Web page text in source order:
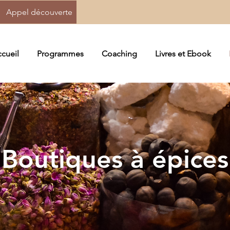
Appel découverte
Programmes Coaching Livres et Ebook
Boutiques à épices